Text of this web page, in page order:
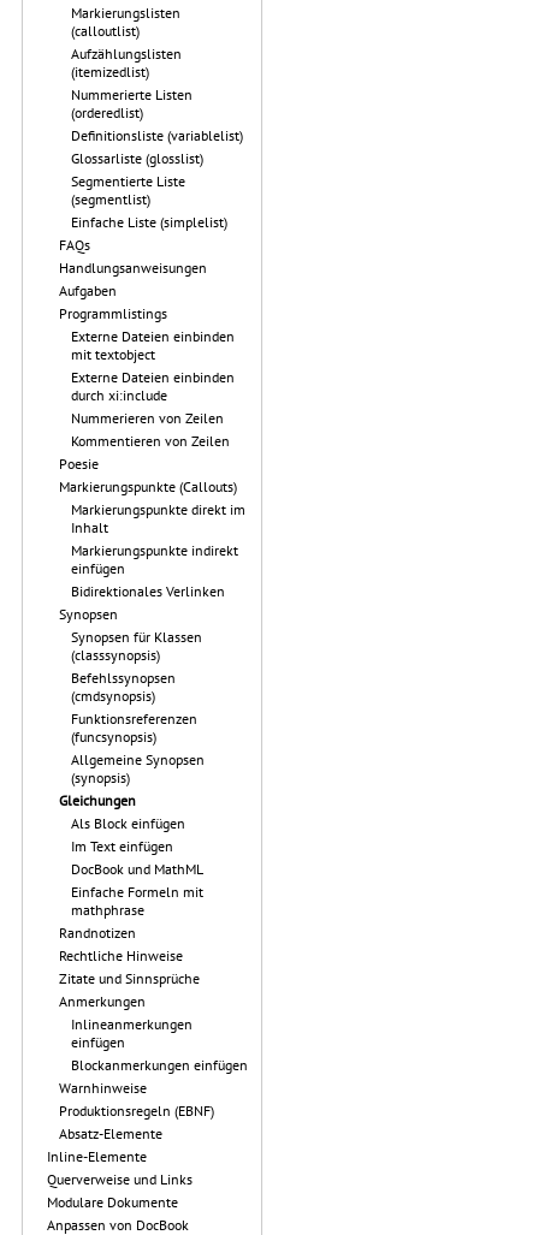
Markierungslisten
(calloutlist)
Aufzählungslisten
(itemizedlist)
Nummerierte Listen
(orderedlist)
Definitionsliste (variablelist)
Glossarliste (glosslist)
Segmentierte Liste
(segmentlist)
Einfache Liste (simplelist)
FAQs
Handlungsanweisungen
Aufgaben
Programmlistings
Externe Dateien einbinden
mit textobject
Externe Dateien einbinden
durch xi:include
Nummerieren von Zeilen
Kommentieren von Zeilen
Poesie
Markierungspunkte (Callouts)
Markierungspunkte direkt im
Inhalt
Markierungspunkte indirekt
einfügen
Bidirektionales Verlinken
Synopsen
Synopsen für Klassen
(classsynopsis)
Befehlssynopsen
(cmdsynopsis)
Funktionsreferenzen
(funcsynopsis)
Allgemeine Synopsen
(synopsis)
Gleichungen
Als Block einfügen
Im Text einfügen
DocBook und MathML
Einfache Formeln mit
mathphrase
Randnotizen
Rechtliche Hinweise
Zitate und Sinnsprüche
Anmerkungen
Inlineanmerkungen
einfügen
Blockanmerkungen einfügen
Warnhinweise
Produktionsregeln (EBNF)
Absatz-Elemente
Inline-Elemente
Querverweise und Links
Modulare Dokumente
Anpassen von DocBook